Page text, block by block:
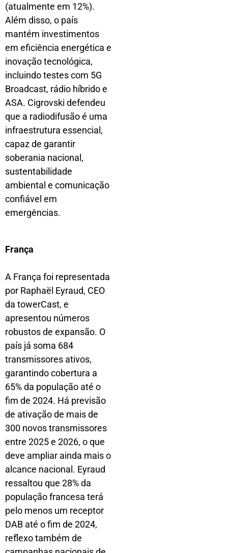
(atualmente em 12%).
Além disso, o país
mantém investimentos
em eficiência energética e
inovação tecnológica,
incluindo testes com 5G
Broadcast, rádio híbrido e
ASA. Cigrovski defendeu
que a radiodifusão é uma
infraestrutura essencial,
capaz de garantir
soberania nacional,
sustentabilidade
ambiental e comunicação
confiável em
emergências.
França
A França foi representada
por Raphaël Eyraud, CEO
da towerCast, e
apresentou números
robustos de expansão. O
país já soma 684
transmissores ativos,
garantindo cobertura a
65% da população até o
fim de 2024. Há previsão
de ativação de mais de
300 novos transmissores
entre 2025 e 2026, o que
deve ampliar ainda mais o
alcance nacional. Eyraud
ressaltou que 28% da
população francesa terá
pelo menos um receptor
DAB até o fim de 2024,
reflexo também de